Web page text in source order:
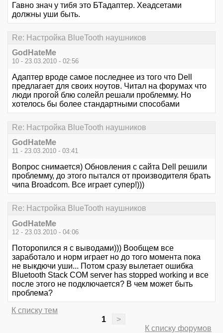
Гавно знач у тибя это БТадаптер. Хеадсетами
должны уши быть.
Re: Настройка BlueTooth наушников
GodHateMe
10 - 23.03.2010 - 02:56
Адаптер вроде самое последнее из того что Dell
предлагает для своих ноутов. Читал на форумах что
люди прогой блю солейл решали проблемму. Но
хотелось бы более стандартными способами
Re: Настройка BlueTooth наушников
GodHateMe
11 - 23.03.2010 - 03:41
Вопрос снимается) Обновления с сайта Dell решили
проблемму, до этого пытался от производителя брать
чипа Broadcom. Все играет супер!)))
Re: Настройка BlueTooth наушников
GodHateMe
12 - 23.03.2010 - 04:06
Поторопился я с выводами))) Вообщем все
заработало и норм играет но до того момента пока
не выкдючи уши... Потом сразу вылетает ошибка
Bluetooth Stack COM server has stopped working и все
после этого не подключается? В чем может быть
проблема?
К списку тем
1
>
К списку форумов